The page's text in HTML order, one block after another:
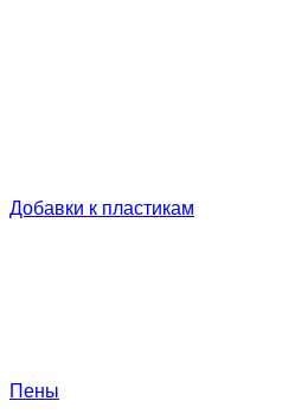
Добавки к пластикам
Пены